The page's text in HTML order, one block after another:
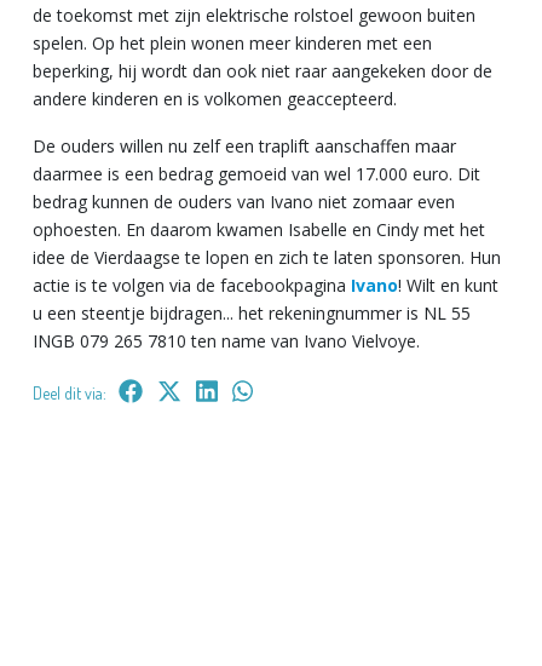
de toekomst met zijn elektrische rolstoel gewoon buiten
spelen. Op het plein wonen meer kinderen met een
beperking, hij wordt dan ook niet raar aangekeken door de
andere kinderen en is volkomen geaccepteerd.
De ouders willen nu zelf een traplift aanschaffen maar
daarmee is een bedrag gemoeid van wel 17.000 euro. Dit
bedrag kunnen de ouders van Ivano niet zomaar even
ophoesten. En daarom kwamen Isabelle en Cindy met het
idee de Vierdaagse te lopen en zich te laten sponsoren. Hun
actie is te volgen via de facebookpagina Ivano! Wilt en kunt
u een steentje bijdragen... het rekeningnummer is NL 55
INGB 079 265 7810 ten name van Ivano Vielvoye.
Deel dit via: